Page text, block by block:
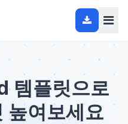
템플릿으로
높여보세요